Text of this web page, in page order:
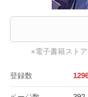
※電子書籍スト
登録数